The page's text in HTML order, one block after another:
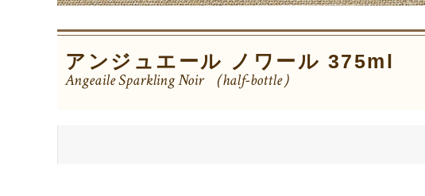
アンジュエール ノワール 375ml
Angeaile Sparkling Noir （half-bottle）